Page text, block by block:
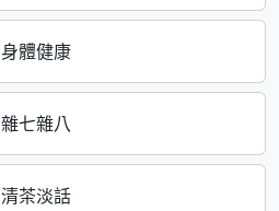
身體健康
雜七雜八
清茶淡話